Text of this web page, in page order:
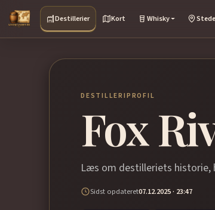
Destillerier Kort Whisky
DESTILLERIPROFIL
Fox
Læs om destilleriets
Sidst opdateret07.12.2025 · 23:47